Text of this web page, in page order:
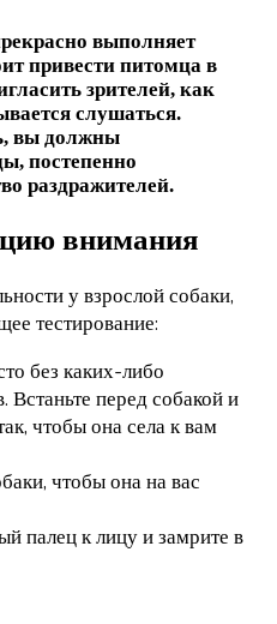
выполняет
привести питомца в
зрителей, как
слушаться.
вы должны
постепенно
раздражителей.
внимания
у взрослой собаки,
тестирование:
без каких-либо
перед собакой и
чтобы она села к вам
чтобы она на вас
палец к лицу и замрите в